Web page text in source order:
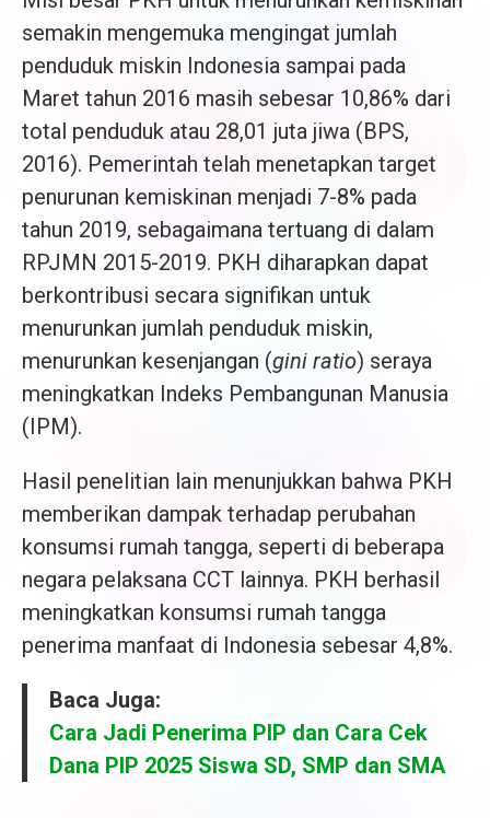
semakin mengemuka mengingat jumlah
penduduk miskin Indonesia sampai pada
Maret tahun 2016 masih sebesar 10,86% dari
total penduduk atau 28,01 juta jiwa (BPS,
2016). Pemerintah telah menetapkan target
penurunan kemiskinan menjadi 7-8% pada
tahun 2019, sebagaimana tertuang di dalam
RPJMN 2015-2019. PKH diharapkan dapat
berkontribusi secara signifikan untuk
menurunkan jumlah penduduk miskin,
menurunkan kesenjangan (gini ratio) seraya
meningkatkan Indeks Pembangunan Manusia
(IPM).
Hasil penelitian lain menunjukkan bahwa PKH
memberikan dampak terhadap perubahan
konsumsi rumah tangga, seperti di beberapa
negara pelaksana CCT lainnya. PKH berhasil
meningkatkan konsumsi rumah tangga
penerima manfaat di Indonesia sebesar 4,8%.
Baca Juga:
Cara Jadi Penerima PIP dan Cara Cek
Dana PIP 2025 Siswa SD, SMP dan SMA